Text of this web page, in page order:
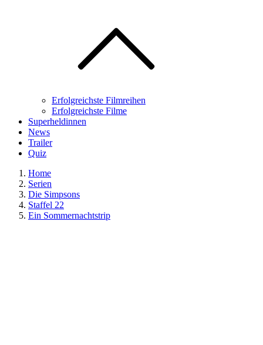
Erfolgreichste Filmreihen
Erfolgreichste Filme
Superheldinnen
News
Trailer
Quiz
Home
Serien
Die Simpsons
Staffel 22
Ein Sommernachtstrip